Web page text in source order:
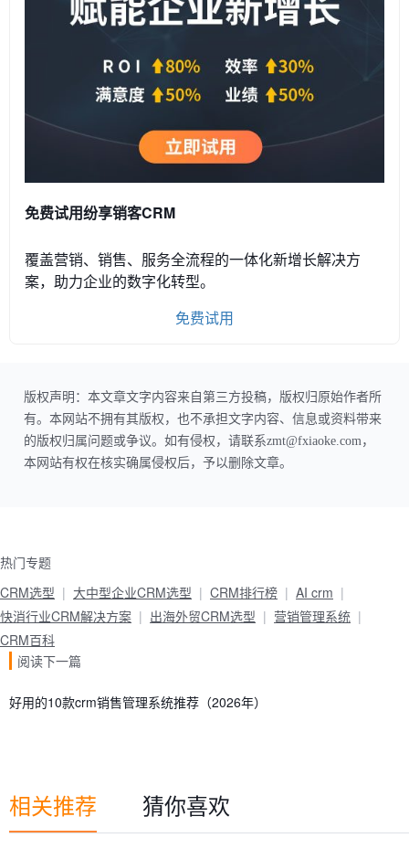
免费试用纷享销客CRM
覆盖营销、销售、服务全流程的一体化新增长解决方
案，助力企业的数字化转型。
免费试用
版权声明：本文章文字内容来自第三方投稿，版权归原始作者所
有。本网站不拥有其版权，也不承担文字内容、信息或资料带来
的版权归属问题或争议。如有侵权，请联系zmt@fxiaoke.com，
本网站有权在核实确属侵权后，予以删除文章。
热门专题
CRM选型
大中型企业CRM选型 CRM排行榜
AI crm
快消行业CRM解决方案
出海外贸CRM选型
营销管理系统
CRM百科
阅读下一篇
好用的10款crm销售管理系统推荐（2026年）
相关推荐 猜你喜欢